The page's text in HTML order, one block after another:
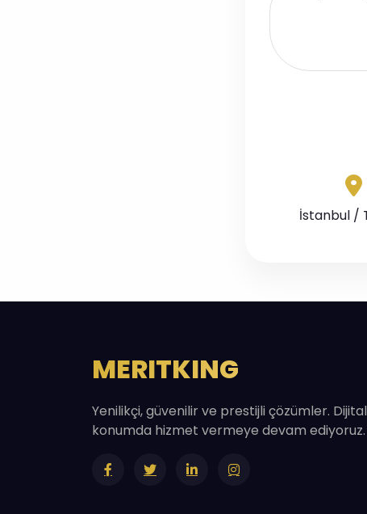
İstanbul /
MERITKING
Yenilikçi, güvenilir ve prestijli çözümler.
konumda hizmet vermeye devam ediyoruz.